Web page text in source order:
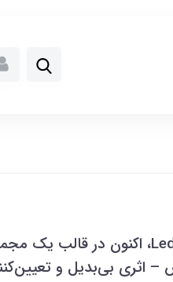
– اثری بی‌بدیل و